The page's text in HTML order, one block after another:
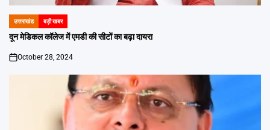
POSTED
IN
उत्तराखंड बड़ी खबर
दून मेडिकल कॉलेज में एमडी की सीटों का बढ़ा दायरा
on
October 28, 2024